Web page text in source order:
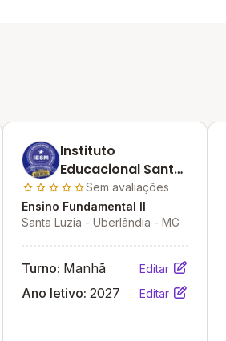
Instituto
Educacional Santa
MônicaSem avaliações
Ensino Fundamental II
Santa Luzia - Uberlândia - MG
Turno: Manhã Editar
Ano letivo: 2027 Editar